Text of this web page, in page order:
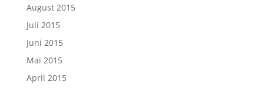
August 2015
Juli 2015
Juni 2015
Mai 2015
April 2015